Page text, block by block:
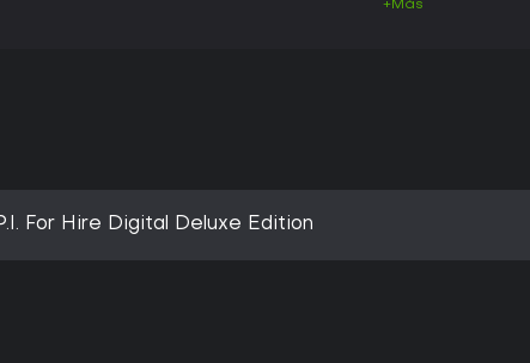
+Más
For Hire Digital Deluxe Edition